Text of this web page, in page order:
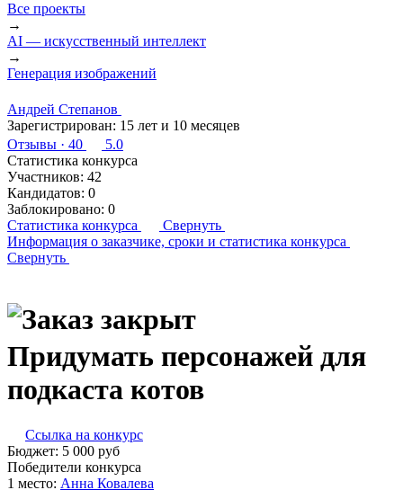
Все проекты
→
AI — искусственный интеллект
→
Генерация изображений
Андрей Степанов
Зарегистрирован: 15 лет и 10 месяцев
Отзывы · 40
5.0
Статистика конкурса
Участников: 42
Кандидатов: 0
Заблокировано: 0
Статистика конкурса
Свернуть
Информация о заказчике, сроки и статистика конкурса
Свернуть
Придумать персонажей для
подкаста котов
Ссылка на конкурс
Бюджет: 5 000 руб
Победители конкурса
1 место: Ан­на Ко­вале­ва